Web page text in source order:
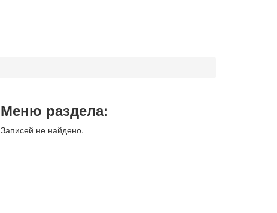
Меню раздела:
Записей не найдено.